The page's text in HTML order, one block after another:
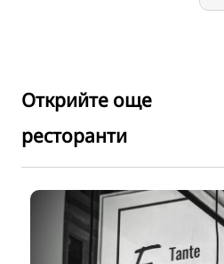
Открийте още
ресторанти